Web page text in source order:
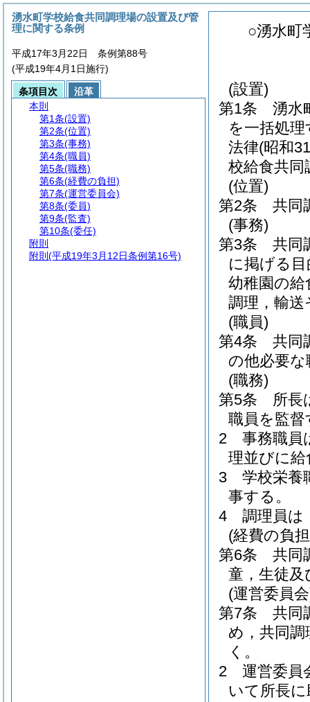
○湧水町
(設置)
第1条
湧水
を一括処
法律(昭和
校給食共同
(位置)
第2条
共同
(事務)
第3条
共同
に掲げる
幼稚園の給
調理，輸
(職員)
第4条
共同
の他必要
(職務)
第5条
所長
職員を監督
2
事務職員
理並びに
3
学校栄養
事する。
4
調理員は
(経費の負
第6条
共同
童，生徒
(運営委員
第7条
共同
め，共同調
く。
2
運営委員
いて所長
湧水町学校給食共同調理場の設置及び管
理に関する条例
平成17年3月22日 条例第88号
(平成19年4月1日施行)
条項目次
沿革
本則
第1条(設置)
第2条(位置)
第3条(事務)
第4条(職員)
第5条(職務)
第6条(経費の負担)
第7条(運営委員会)
第8条(委員)
第9条(監査)
第10条(委任)
附則
附則 (平成19年3月12日条例第16号)